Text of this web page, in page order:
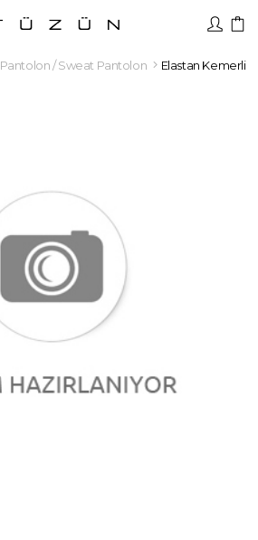
Pantolon / Sweat Pantolon Elastan Kemerli